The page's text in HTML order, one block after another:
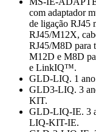
com adaptador
de ligação RJ45
RJ45/M12X,
RJ45/M8D para
M12D e M8D
e LinkIQ™.
GLD-LIQ. 1
GLD3-LIQ. 3
KIT.
GLD-LIQ-IE. 3
LIQ-KIT-IE.